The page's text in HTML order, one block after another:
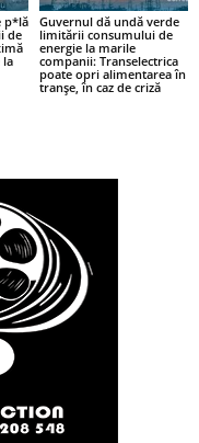
p*lă
de
la
Guvernul dă undă verde
limitării consumului de
energie la marile
companii: Transelectrica
poate opri alimentarea în
tranșe, în caz de criză